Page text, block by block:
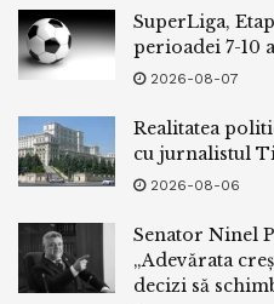
SuperLiga,
perioadei 7-10
2026-08-07
Realitatea
cu jurnalistul
2026-08-06
Senator Ninel
„Adevărata
decizi să